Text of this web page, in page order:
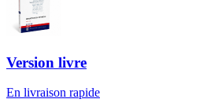
Version livre
En livraison rapide